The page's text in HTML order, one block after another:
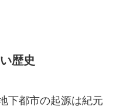
歴史
下都市の起源は紀元